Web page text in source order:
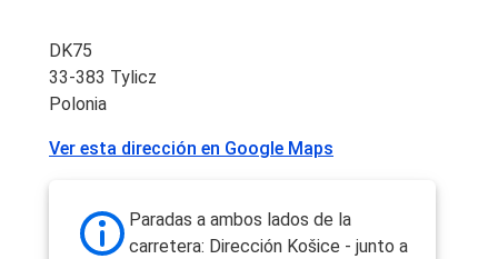
DK75
33-383 Tylicz
Polonia
Ver esta dirección en Google Maps
Paradas a ambos lados de la
carretera: Dirección Košice - junto a